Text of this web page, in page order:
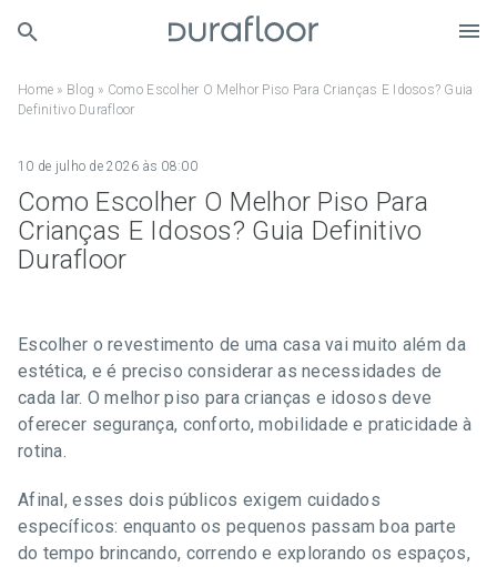
Home » Blog » Como Escolher O Melhor Piso Para Crianças E Idosos? Guia
Definitivo Durafloor
Como Escolher O Melhor Piso Para
Crianças E Idosos? Guia Definitivo
Durafloor
10 de julho de 2026 às 08:00
Escolher o revestimento de uma casa vai muito além da
estética, e é preciso considerar as necessidades de
cada lar. O melhor piso para crianças e idosos deve
oferecer segurança, conforto, mobilidade e praticidade à
rotina.
Afinal, esses dois públicos exigem cuidados
específicos: enquanto os pequenos passam boa parte
do tempo brincando, correndo e explorando os espaços,